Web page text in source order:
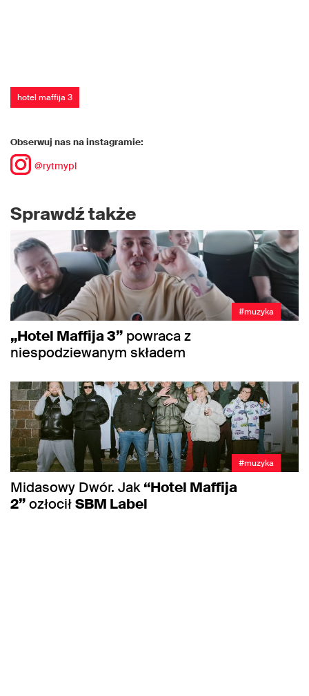
hotel maffija 3
Obserwuj nas na instagramie:
@rytmypl
Sprawdź także
#muzyka
„Hotel Maffija 3” powraca z
niespodziewanym składem
#muzyka
Midasowy Dwór. Jak“Hotel Maffija
2”ozłociłSBM Label